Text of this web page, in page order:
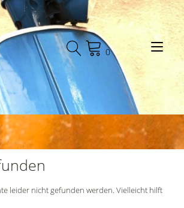
0
leider nicht gefunden werden. Vielleicht hilft